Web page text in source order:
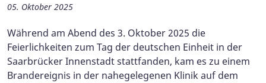
05. Oktober 2025
Während am Abend des 3. Oktober 2025 die
Feierlichkeiten zum Tag der deutschen Einheit in der
Saarbrücker Innenstadt stattfanden, kam es zu einem
Brandereignis in der nahegelegenen Klinik auf dem